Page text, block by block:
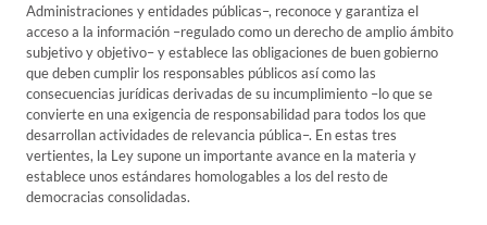
Administraciones y entidades públicas–, reconoce y garantiza el
acceso a la información –regulado como un derecho de amplio ámbito
subjetivo y objetivo– y establece las obligaciones de buen gobierno
que deben cumplir los responsables públicos así como las
consecuencias jurídicas derivadas de su incumplimiento –lo que se
convierte en una exigencia de responsabilidad para todos los que
desarrollan actividades de relevancia pública–. En estas tres
vertientes, la Ley supone un importante avance en la materia y
establece unos estándares homologables a los del resto de
democracias consolidadas.